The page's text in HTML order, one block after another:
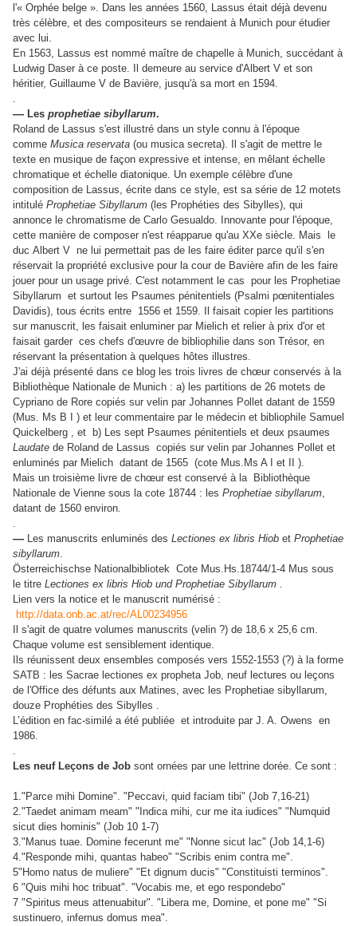
l'« Orphée belge ». Dans les années 1560, Lassus était déjà devenu
très célèbre, et des compositeurs se rendaient à Munich pour étudier
avec lui.
En 1563, Lassus est nommé maître de chapelle à Munich, succédant à
Ludwig Daser à ce poste. Il demeure au service d'Albert V et son
héritier, Guillaume V de Bavière, jusqu'à sa mort en 1594.
.
— Les prophetiae sibyllarum.
Roland de Lassus s'est illustré dans un style connu à l'époque
comme Musica reservata (ou musica secreta). Il s'agit de mettre le
texte en musique de façon expressive et intense, en mêlant échelle
chromatique et échelle diatonique. Un exemple célèbre d'une
composition de Lassus, écrite dans ce style, est sa série de 12 motets
intitulé Prophetiae Sibyllarum (les Prophéties des Sibylles), qui
annonce le chromatisme de Carlo Gesualdo. Innovante pour l'époque,
cette manière de composer n'est réapparue qu'au XXe siècle. Mais le
duc Albert V ne lui permettait pas de les faire éditer parce qu'il s'en
réservait la propriété exclusive pour la cour de Bavière afin de les faire
jouer pour un usage privé. C'est notamment le cas pour les Prophetiae
Sibyllarum et surtout les Psaumes pénitentiels (Psalmi pœnitentiales
Davidis), tous écrits entre 1556 et 1559. Il faisait copier les partitions
sur manuscrit, les faisait enluminer par Mielich et relier à prix d'or et
faisait garder ces chefs d'œuvre de bibliophilie dans son Trésor, en
réservant la présentation à quelques hôtes illustres.
J'ai déjà présenté dans ce blog les trois livres de chœur conservés à la
Bibliothèque Nationale de Munich : a) les partitions de 26 motets de
Cypriano de Rore copiés sur velin par Johannes Pollet datant de 1559
(Mus. Ms B I ) et leur commentaire par le médecin et bibliophile Samuel
Quickelberg , et b) Les sept Psaumes pénitentiels et deux psaumes
Laudate de Roland de Lassus copiés sur velin par Johannes Pollet et
enluminés par Mielich datant de 1565 (cote Mus.Ms A I et II ).
Mais un troisième livre de chœur est conservé à la Bibliothèque
Nationale de Vienne sous la cote 18744 : les Prophetiae sibyllarum,
datant de 1560 environ.
.
— Les manuscrits enluminés des Lectiones ex libris Hiob et Prophetiae
sibyllarum.
Österreichischse Nationalbibliotek Cote Mus.Hs.18744/1-4 Mus sous
le titre Lectiones ex libris Hiob und Prophetiae Sibyllarum .
Lien vers la notice et le manuscrit numérisé :
http://data.onb.ac.at/rec/AL00234956
Il s'agit de quatre volumes manuscrits (velin ?) de 18,6 x 25,6 cm.
Chaque volume est sensiblement identique.
Ils réunissent deux ensembles composés vers 1552-1553 (?) à la forme
SATB : les Sacrae lectiones ex propheta Job, neuf lectures ou leçons
de l'Office des défunts aux Matines, avec les Prophetiae sibyllarum,
douze Prophéties des Sibylles .
L’édition en fac-similé a été publiée et introduite par J. A. Owens en
1986.
.
Les neuf Leçons de Job sont ornées par une lettrine dorée. Ce sont :
1."Parce mihi Domine". "Peccavi, quid faciam tibi" (Job 7,16-21)
2."Taedet animam meam" "Indica mihi, cur me ita iudices" "Numquid
sicut dies hominis" (Job 10 1-7)
3."Manus tuae. Domine fecerunt me" "Nonne sicut lac" (Job 14,1-6)
4."Responde mihi, quantas habeo" "Scribis enim contra me".
5"Homo natus de muliere" "Et dignum ducis" "Constituisti terminos".
6 "Quis mihi hoc tribuat". "Vocabis me, et ego respondebo"
7 "Spiritus meus attenuabitur". "Libera me, Domine, et pone me" "Si
sustinuero, infernus domus mea".